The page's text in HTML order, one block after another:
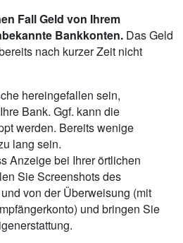
Fall Geld von Ihrem
Bankkonten. Das Geld
nach kurzer Zeit nicht
hereingefallen sein,
Bank. Ggf. kann die
werden. Bereits wenige
lang sein.
Anzeige bei Ihrer örtlichen
Sie Screenshots des
von der Überweisung (mit
und bringen Sie